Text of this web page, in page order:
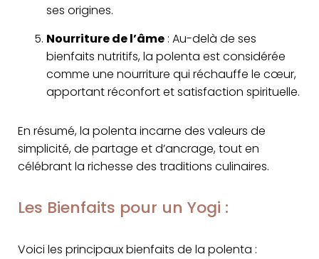
ses origines.
Nourriture de l’âme : Au-delà de ses
bienfaits nutritifs, la polenta est considérée
comme une nourriture qui réchauffe le cœur,
apportant réconfort et satisfaction spirituelle.
En résumé, la polenta incarne des valeurs de
simplicité, de partage et d’ancrage, tout en
célébrant la richesse des traditions culinaires.
Les Bienfaits pour un Yogi :
Voici les principaux bienfaits de la polenta :